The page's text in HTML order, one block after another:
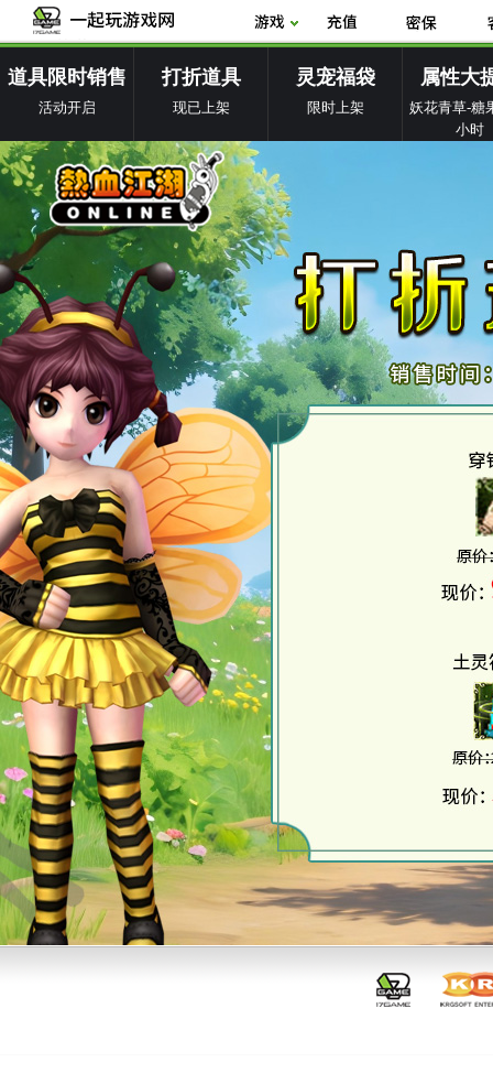
道具限时销售
活动开启
打折道具
现已上架
灵宠福袋
限时上架
属性大
妖花青草-糖
小时